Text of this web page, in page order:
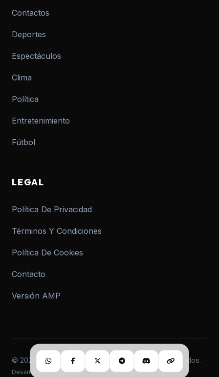
Contactos
Deportes
Espectáculos
Clima
Política
Entretenimiento
Fútbol
LEGAL
Política De Privacidad
Términos Y Condiciones
Política De Cookies
Contacto
Versión AMP
© 2026 informar.com.ar. Todos los derechos reservados.
Desarrollado con pasión